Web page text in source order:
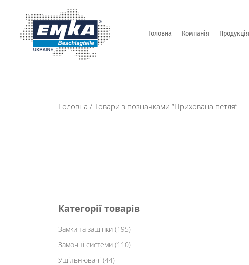
Головна Компанія Продукція
Головна / Товари з позначками “Прихована петля”
Категорії товарів
Замки та защіпки (195)
Замочні системи (110)
Ущільнювачі (44)